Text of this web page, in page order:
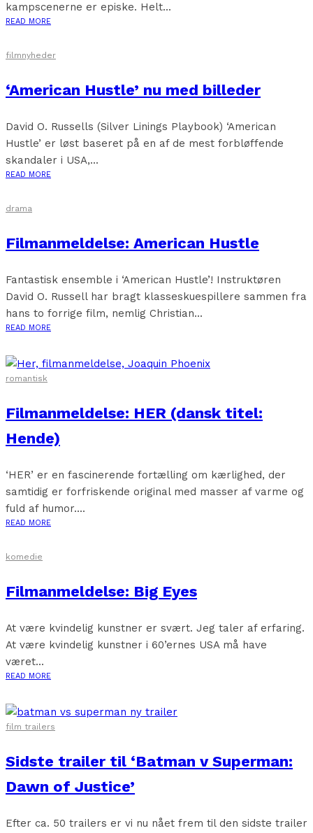
kampscenerne er episke. Helt...
READ MORE
filmnyheder
‘American Hustle’ nu med billeder
David O. Russells (Silver Linings Playbook) ‘American
Hustle’ er løst baseret på en af de mest forbløffende
skandaler i USA,...
READ MORE
drama
Filmanmeldelse: American Hustle
Fantastisk ensemble i ‘American Hustle’! Instruktøren
David O. Russell har bragt klasseskuespillere sammen fra
hans to forrige film, nemlig Christian...
READ MORE
romantisk
Filmanmeldelse: HER (dansk titel:
Hende)
‘HER’ er en fascinerende fortælling om kærlighed, der
samtidig er forfriskende original med masser af varme og
fuld af humor....
READ MORE
komedie
Filmanmeldelse: Big Eyes
At være kvindelig kunstner er svært. Jeg taler af erfaring.
At være kvindelig kunstner i 60’ernes USA må have
været...
READ MORE
film trailers
Sidste trailer til ‘Batman v Superman:
Dawn of Justice’
Efter ca. 50 trailers er vi nu nået frem til den sidste trailer